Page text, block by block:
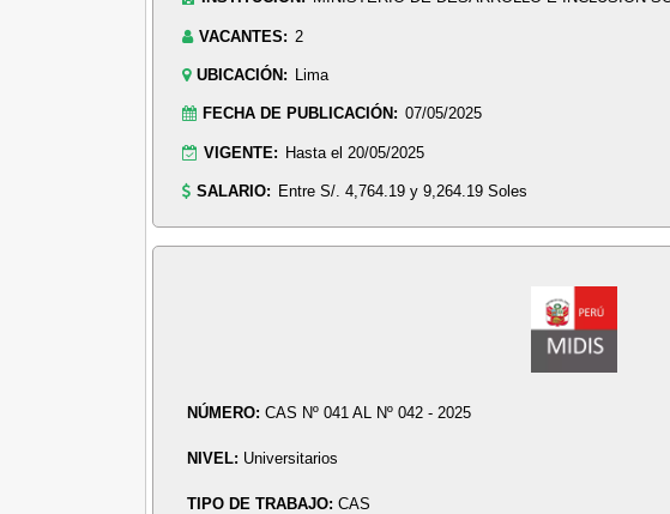
VACANTES: 2
UBICACIÓN: Lima
FECHA DE PUBLICACIÓN: 07/05/2025
VIGENTE: Hasta el 20/05/2025
SALARIO: Entre S/. 4,764.19 y 9,264.19 Soles
NÚMERO:CAS Nº 041 AL Nº 042 - 2025
NIVEL: Universitarios
TIPO DE TRABAJO:CAS